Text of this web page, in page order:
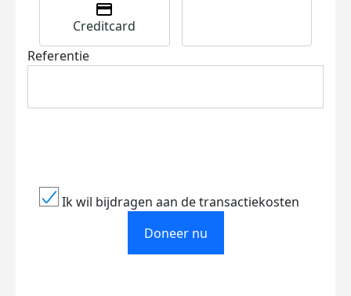
Creditcard
Referentie
Ik wil bijdragen aan de transactiekosten
Doneer nu